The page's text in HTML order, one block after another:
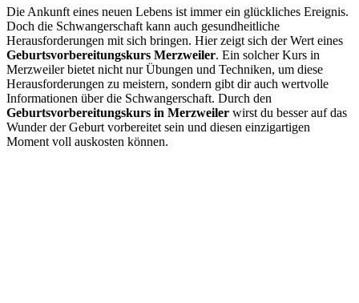
Die Ankunft eines neuen Lebens ist immer ein glückliches Ereignis.
Doch die Schwangerschaft kann auch gesundheitliche
Herausforderungen mit sich bringen. Hier zeigt sich der Wert eines
Geburtsvorbereitungskurs Merzweiler. Ein solcher Kurs in
Merzweiler bietet nicht nur Übungen und Techniken, um diese
Herausforderungen zu meistern, sondern gibt dir auch wertvolle
Informationen über die Schwangerschaft. Durch den
Geburtsvorbereitungskurs in Merzweiler wirst du besser auf das
Wunder der Geburt vorbereitet sein und diesen einzigartigen
Moment voll auskosten können.